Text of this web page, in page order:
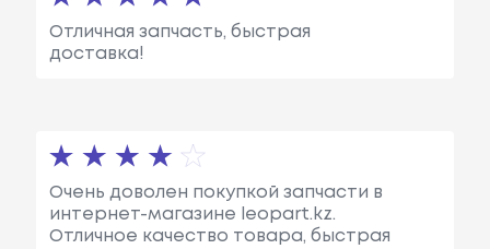
Отличная запчасть, быстрая
доставка!
Очень доволен покупкой запчасти в
интернет-магазине leopart.kz.
Отличное качество товара, быстрая